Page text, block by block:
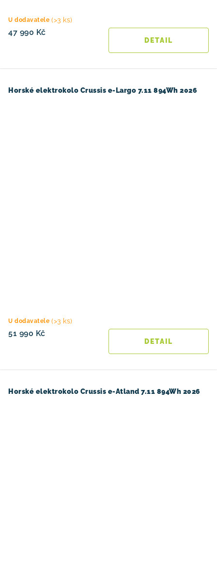
U dodavatele (>3 ks)
47 990 Kč
Horské elektrokolo Crussis e-Largo 7.11 894Wh 2026
U dodavatele (>3 ks)
51 990 Kč
Horské elektrokolo Crussis e-Atland 7.11 894Wh 2026